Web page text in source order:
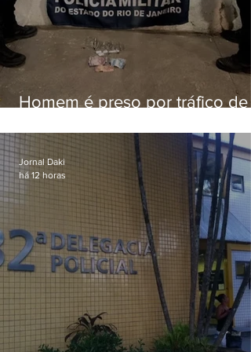
Homem é preso por tráfico de
Jornal Daki
há 12 horas